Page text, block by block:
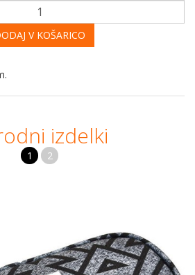
V KOŠARICO
izdelki
1 2